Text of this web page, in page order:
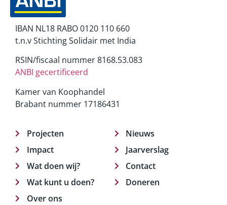
IBAN NL18 RABO 0120 110 660
t.n.v Stichting Solidair met India
RSIN/fiscaal nummer 8168.53.083
ANBI gecertificeerd
Kamer van Koophandel
Brabant nummer 17186431
Projecten
Impact
Wat doen wij?
Wat kunt u doen?
Over ons
Nieuws
Jaarverslag
Contact
Doneren